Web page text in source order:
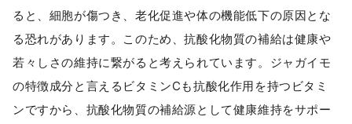
ると、細胞が傷つき、老化促進や体の機能低下の原因とな
る恐れがあります。このため、抗酸化物質の補給は健康や
若々しさの維持に繋がると考えられています。ジャガイモ
の特徴成分と言えるビタミンCも抗酸化作用を持つビタミ
ンですから、抗酸化物質の補給源として健康維持をサポー